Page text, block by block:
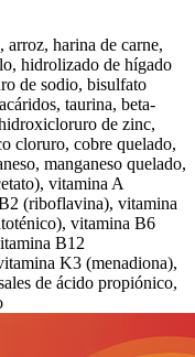
harina de carne,
hidrolizado de hígado
de sodio, bisulfato
taurina, beta-
de zinc,
cloruro, cobre quelado,
manganeso quelado,
vitamina A
(riboflavina), vitamina
vitamina B6
B12
K3 (menadiona),
de ácido propiónico,